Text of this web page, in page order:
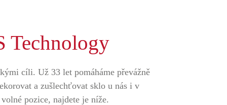
Technology
cíli. Už 33 let pomáháme převážně
a zušlechťovat sklo u nás i v
pozice, najdete je níže.